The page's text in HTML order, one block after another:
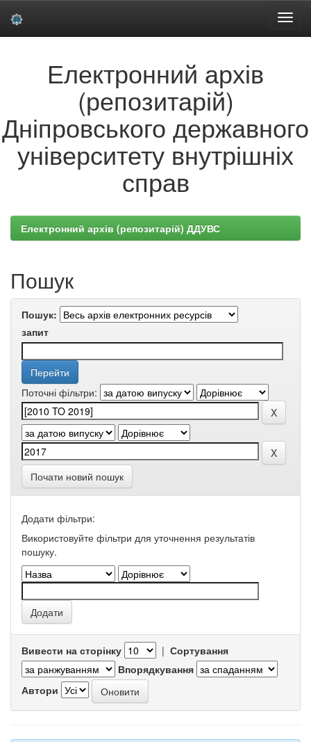
Електронний архів
(репозитарій)
Дніпровського державного
університету внутрішніх
справ
Електронний архів (репозитарій) ДДУВС
Пошук
Пошук:
запит
Поточні фільтри:
Почати новий пошук
Додати фільтри:
Використовуйте фільтри для уточнення результатів
пошуку.
Вивести на сторінку | Сортування
Впорядкування
Автори